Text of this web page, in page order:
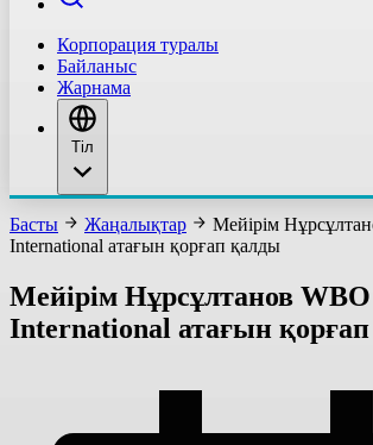
Корпорация туралы
Байланыс
Жарнама
Тіл
Басты Жаңалықтар
Мейірім
International атағын қорғап қалды
Мейірім Нұрсұлтанов WBO
International атағын